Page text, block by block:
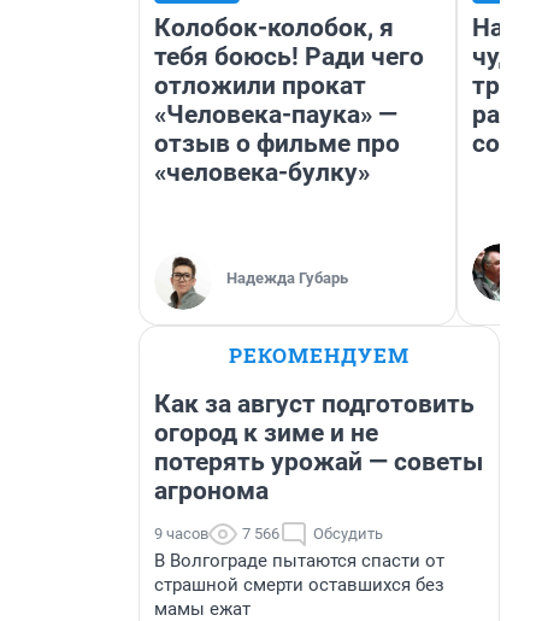
Колобок-колобок, я
тебя боюсь! Ради чего
отложили прокат
«Человека-паука» —
отзыв о фильме про
«человека-булку»
Надежда Губарь
РЕКОМЕНДУЕМ
Как за август подготовить
огород к зиме и не
потерять урожай — советы
агронома
9 часов 7 566 Обсудить
В Волгограде пытаются спасти от
страшной смерти оставшихся без
мамы ежат